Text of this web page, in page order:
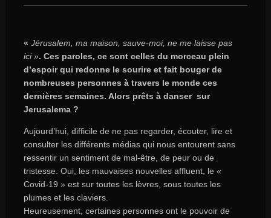
« Jérusalem, ma maison, sauve-moi, ne me laisse pas
ici ». Ces paroles, ce sont celles du morceau plein
d’espoir qui redonne le sourire et fait bouger de
nombreuses personnes à travers le monde ces
dernières semaines. Alors prêts à danser sur
Jerusalema ?
Aujourd’hui, difficile de ne pas regarder, écouter, lire et
consulter les différents médias qui nous entourent sans
ressentir un sentiment de mal-être, de peur ou de
tristesse. Oui, les mauvaises nouvelles affluent, le «
Covid-19 » est sur toutes les lèvres, sous toutes les
plumes et les claviers.
Heureusement, certaines personnes ont le pouvoir de